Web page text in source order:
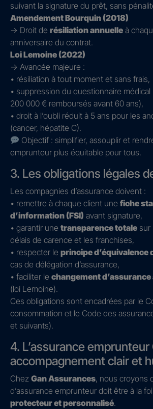
suivant la signature du prêt, sans
Amendement Bourquin (2018)
→ Droit de résiliation annuelle à
anniversaire du contrat.
Loi Lemoine (2022)
→ Avancée majeure :
• résiliation à tout moment et sans frais,
• suppression du questionnaire
200 000 € remboursés avant 60 ans),
• droit à l’oubli réduit à 5 ans pour les
(cancer, hépatite C).
Objectif : simplifier, assouplir et
emprunteur plus équitable pour tous.
3. Les obligations légales
Les compagnies d’assurance doivent :
• remettre à chaque client une fiche
d’information (FSI) avant signature,
• garantir une transparence totale sur
délais de carence et les franchises,
• respecter le principe d’équivalence
cas de délégation d’assurance,
• faciliter le changement
(loi Lemoine).
Ces obligations sont encadrées par le
consommation et le Code des
et suivants).
4. L’assurance emprunteur
accompagnement clair et
Chez Gan Assurances, nous croyons
d’assurance emprunteur doit être à la
protecteur et personnalisé.